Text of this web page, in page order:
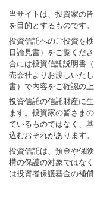
当サイトは、投資家の
を目的とするものです。
投資信託へのご投資を
目論見書）をご覧くだ
合には投資信託説明書
売会社よりお渡しいた
書）で内容をご確認の
投資信託の信託財産に
ます。投資家の皆さま
ているものではなく、
込むおそれがあります。
投資信託は、預金や保
構の保護の対象ではな
は投資者保護基金の補